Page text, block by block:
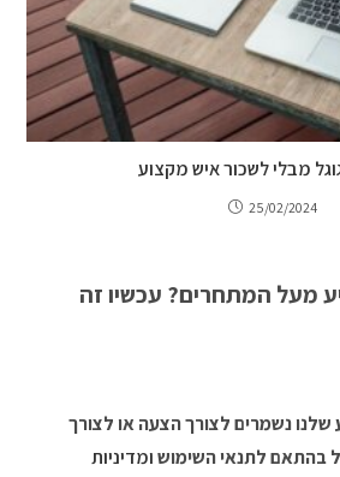
מבלי לשכור איש מקצוע
25/02/2024
מעל המתחרים? עכשיו זה
נשמרים לצורך הצעה או לצורך
בהתאם לתנאי השימושומדיניות